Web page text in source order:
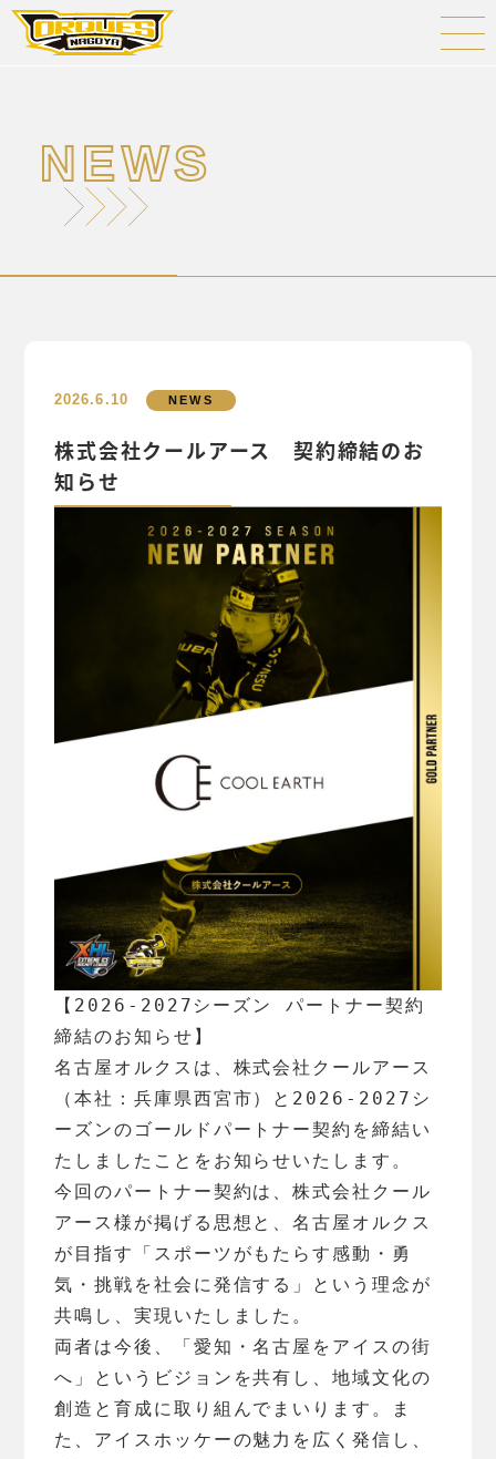
NEWS
2026.6.10 NEWS
株式会社クールアース 契約締結のお
知らせ
【2026-2027シーズン パートナー契約
締結のお知らせ】
名古屋オルクスは、株式会社クールアース
（本社：兵庫県西宮市）と2026-2027シ
ーズンのゴールドパートナー契約を締結い
たしましたことをお知らせいたします。
今回のパートナー契約は、株式会社クール
アース様が掲げる思想と、名古屋オルクス
が目指す「スポーツがもたらす感動・勇
気・挑戦を社会に発信する」という理念が
共鳴し、実現いたしました。
両者は今後、「愛知・名古屋をアイスの街
へ」というビジョンを共有し、地域文化の
創造と育成に取り組んでまいります。ま
た、アイスホッケーの魅力を広く発信し、